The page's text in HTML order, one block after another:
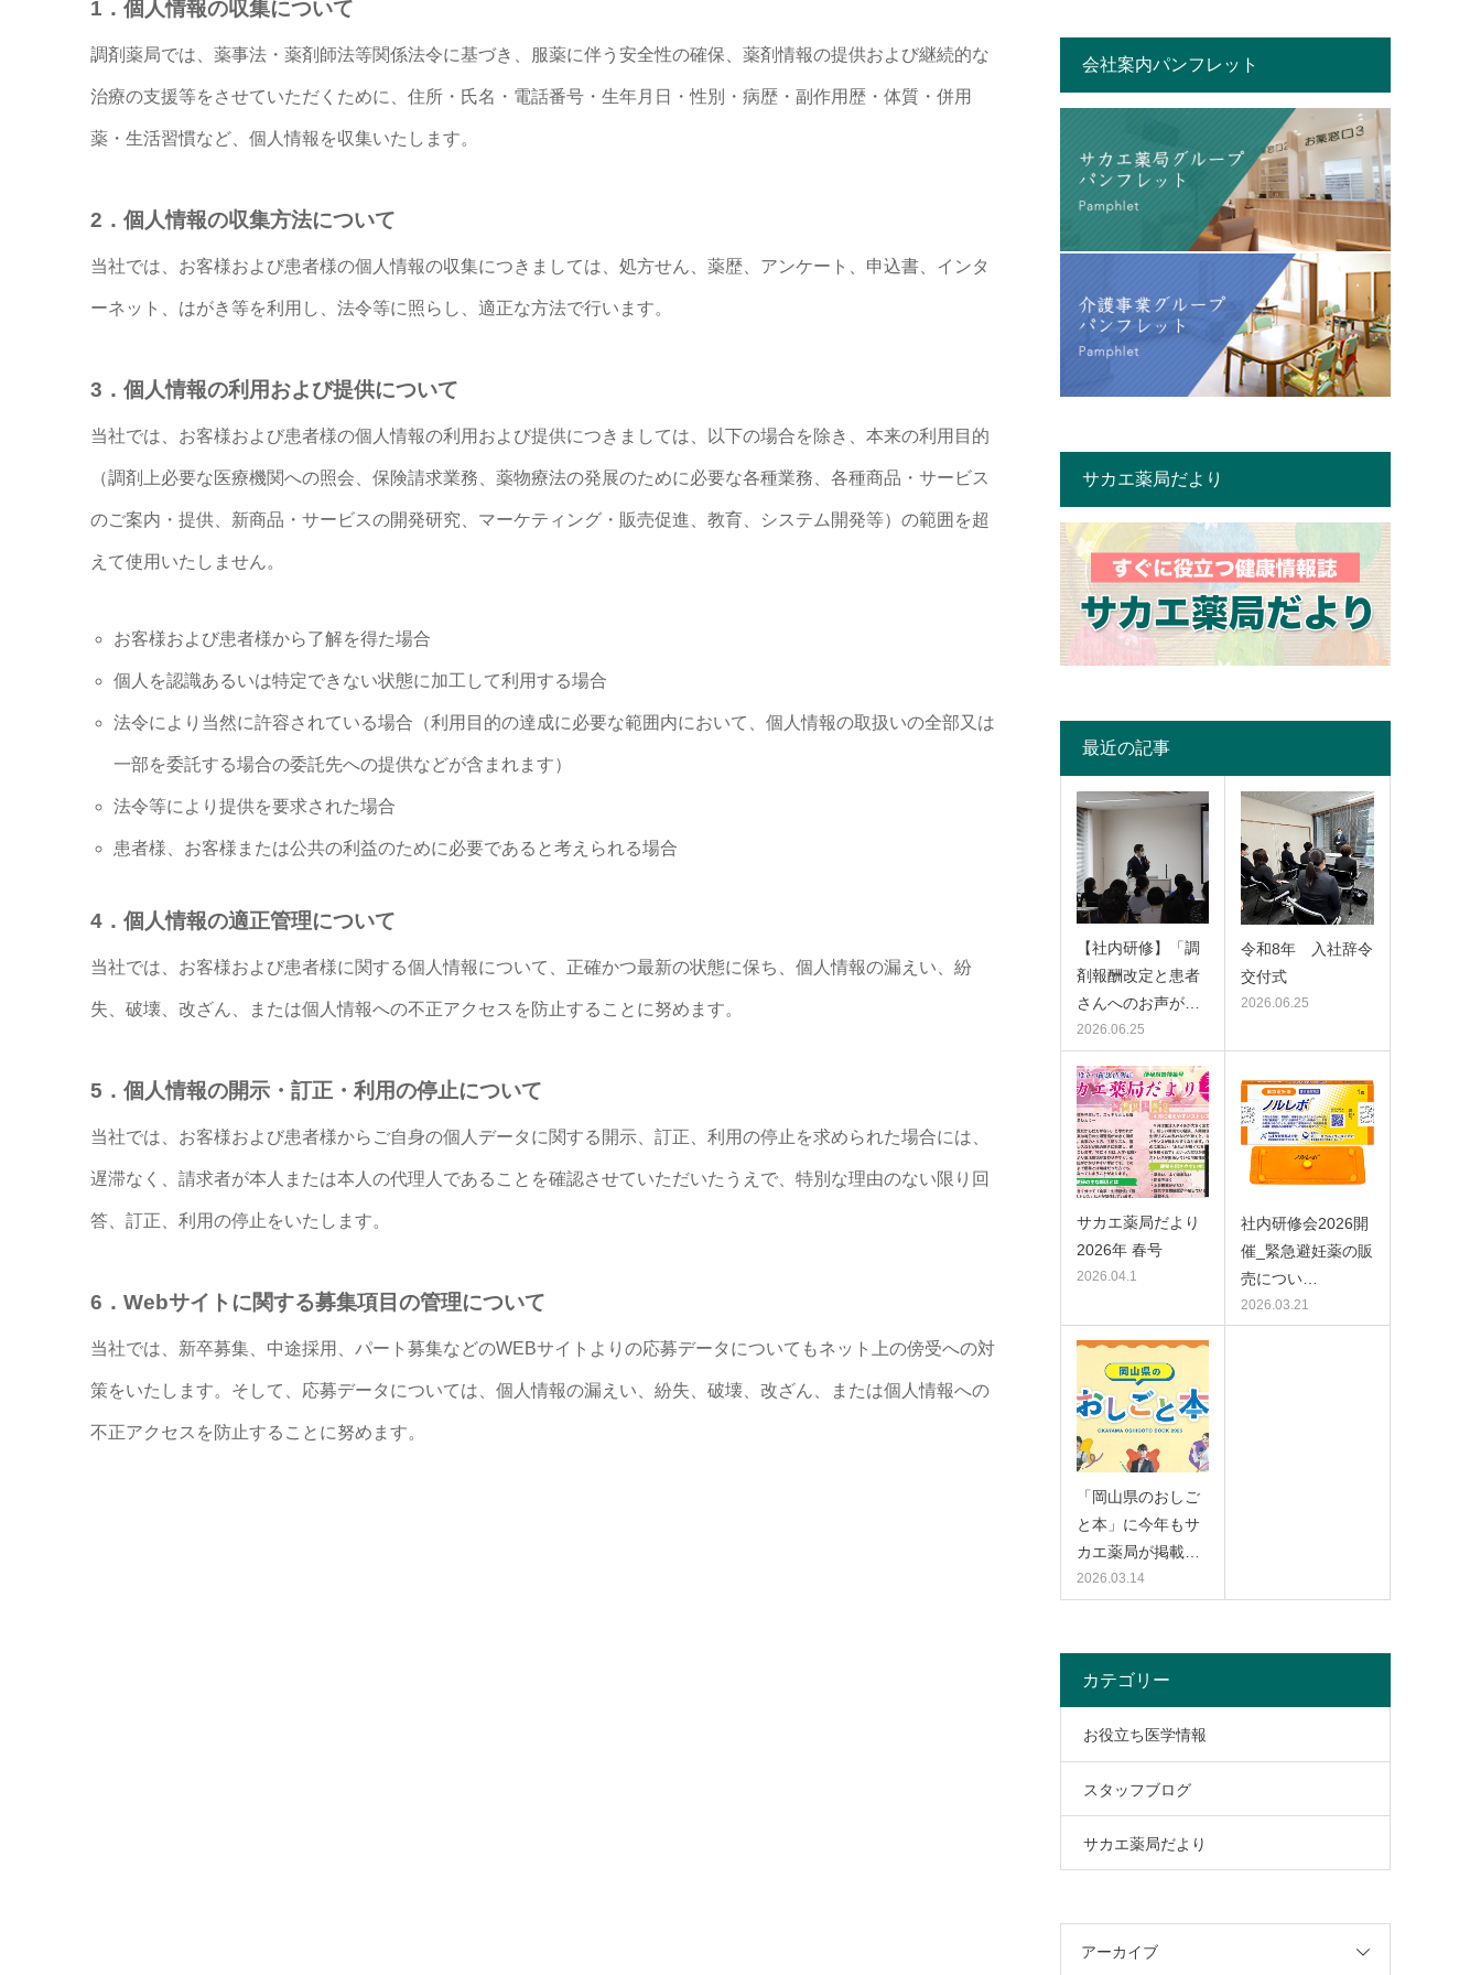
1．個人情報の収集について
調剤薬局では、薬事法・薬剤師法等関係法令に基づき、服薬に伴う安全性の確保、薬剤情報の提供および継続的な
治療の支援等をさせていただくために、住所・氏名・電話番号・生年月日・性別・病歴・副作用歴・体質・併用
薬・生活習慣など、個人情報を収集いたします。
2．個人情報の収集方法について
当社では、お客様および患者様の個人情報の収集につきましては、処方せん、薬歴、アンケート、申込書、インタ
ーネット、はがき等を利用し、法令等に照らし、適正な方法で行います。
3．個人情報の利用および提供について
当社では、お客様および患者様の個人情報の利用および提供につきましては、以下の場合を除き、本来の利用目的
（調剤上必要な医療機関への照会、保険請求業務、薬物療法の発展のために必要な各種業務、各種商品・サービス
のご案内・提供、新商品・サービスの開発研究、マーケティング・販売促進、教育、システム開発等）の範囲を超
えて使用いたしません。
お客様および患者様から了解を得た場合
個人を認識あるいは特定できない状態に加工して利用する場合
法令により当然に許容されている場合（利用目的の達成に必要な範囲内において、個人情報の取扱いの全部又は
一部を委託する場合の委託先への提供などが含まれます）
法令等により提供を要求された場合
患者様、お客様または公共の利益のために必要であると考えられる場合
4．個人情報の適正管理について
当社では、お客様および患者様に関する個人情報について、正確かつ最新の状態に保ち、個人情報の漏えい、紛
失、破壊、改ざん、または個人情報への不正アクセスを防止することに努めます。
5．個人情報の開示・訂正・利用の停止について
当社では、お客様および患者様からご自身の個人データに関する開示、訂正、利用の停止を求められた場合には、
遅滞なく、請求者が本人または本人の代理人であることを確認させていただいたうえで、特別な理由のない限り回
答、訂正、利用の停止をいたします。
6．Webサイトに関する募集項目の管理について
当社では、新卒募集、中途採用、パート募集などのWEBサイトよりの応募データについてもネット上の傍受への対
策をいたします。そして、応募データについては、個人情報の漏えい、紛失、破壊、改ざん、または個人情報への
不正アクセスを防止することに努めます。
会社案内パンフレット
サカエ薬局だより
最近の記事
【社内研修】「調
剤報酬改定と患者
さんへのお声が…
2026.06.25
令和8年 入社辞令
交付式
2026.06.25
サカエ薬局だより
2026年 春号
2026.04.1
社内研修会2026開
催_緊急避妊薬の販
売につい…
2026.03.21
「岡山県のおしご
と本」に今年もサ
カエ薬局が掲載…
2026.03.14
カテゴリー
お役立ち医学情報
スタッフブログ
サカエ薬局だより
アーカイブ